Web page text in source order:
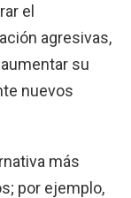
el
agresivas,
su
nuevos
más
por ejemplo,